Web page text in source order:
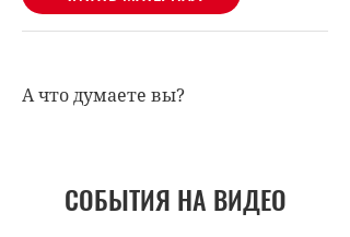
А что думаете вы?
СОБЫТИЯ НА ВИДЕО